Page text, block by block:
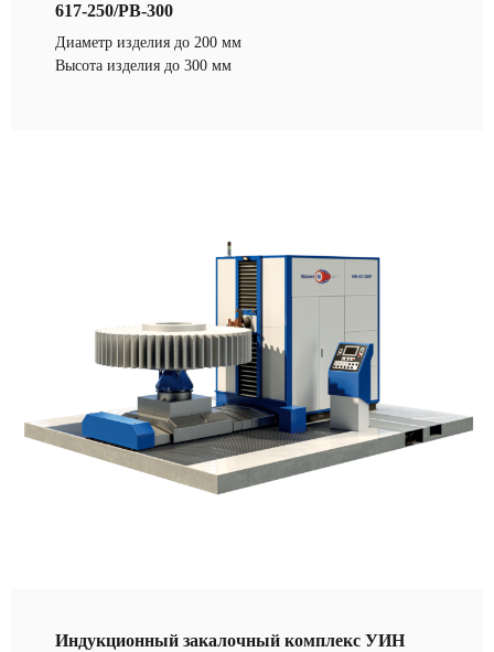
617-250/РВ-300
Диаметр изделия до 200 мм
Высота изделия до 300 мм
Индукционный закалочный комплекс УИН